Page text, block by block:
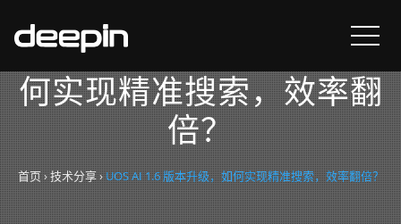
UOS AI 1.6 版本升级，如
何实现精准搜索，效率翻
倍？
首页›技术分享›UOS AI 1.6 版本升级，如何实现精准搜索，效率翻倍？